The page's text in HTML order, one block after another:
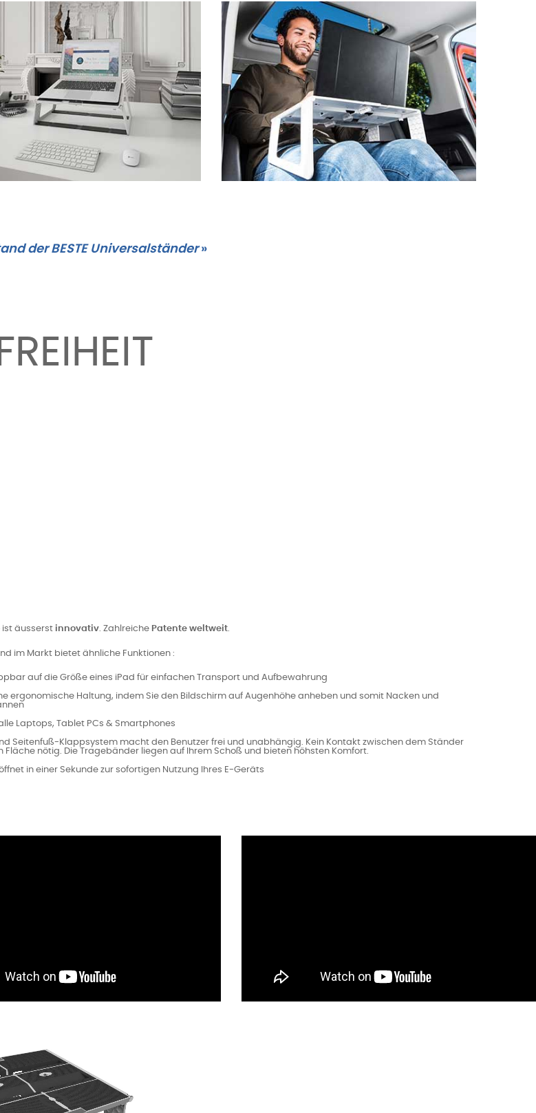
der BESTE Universalständer»
FREIHEIT
ist äusserst innovativ. Zahlreiche Patente weltweit.
im Markt bietet ähnliche Funktionen :
auf die Größe eines iPad für einfachen Transport und Aufbewahrung
ergonomische Haltung, indem Sie den Bildschirm auf Augenhöhe anheben und somit Nacken und
Laptops, Tablet PCs & Smartphones
Seitenfuß-Klappsystem macht den Benutzer frei und unabhängig. Kein Kontakt zwischen dem Ständer
Fläche nötig. Die Tragebänder liegen auf Ihrem Schoß und bieten höhsten Komfort.
in einer Sekunde zur sofortigen Nutzung Ihres E-Geräts